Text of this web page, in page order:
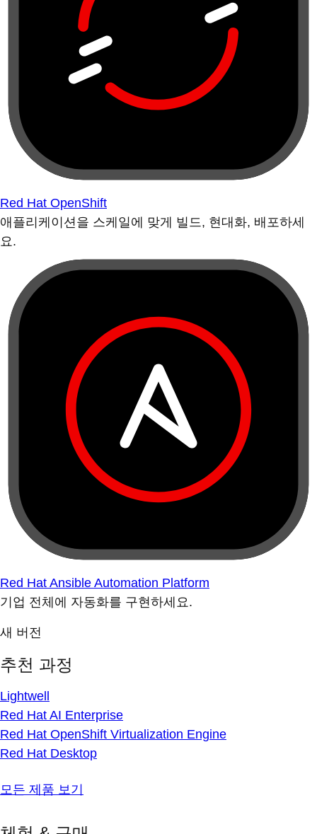
Red Hat OpenShift
애플리케이션을 스케일에 맞게 빌드, 현대화, 배포하세
요.
Red Hat Ansible Automation Platform
기업 전체에 자동화를 구현하세요.
새 버전
추천 과정
Lightwell
Red Hat AI Enterprise
Red Hat OpenShift Virtualization Engine
Red Hat Desktop
모든 제품 보기